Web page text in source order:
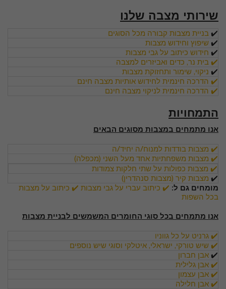
שירותי מצבה שלנו
✔️ בניית מצבות קבורה מכל הסוגים
✔️ שיפוץ וחידוש מצבות
✔️ חידוש כיתוב על גבי מצבות
✔️ בית נר, כדים ואביזרים למצבה
✔️ ניקוי, שימור ותחזוקת מצבות
✔️ הדרכה חינמית לחידוש אותיות מצבה חינם
✔️ הדרכה חינמית לניקוי מצבה חינם
התמחויות
אנו מתמחים במצבות מסוגים הבאים
✔️ מצבות בודדות למנוח/ה יחיד/ה
✔️ מצבות משפחתיות אחד מעל השני (מכפלה)
✔️ מצבות כפולות על שתי חלקות צמודות
✔️ מצבות קיר (מצבות סנהדרין)
מומחים גם ל: ✔️ כיתוב עברי על גבי מצבות ✔️ כיתוב על מצבות
בכל השפות
אנו מתמחים בכל סוגי החומרים המשמשים לבניית מצבות
✔️ גרניט על כל גווניו
✔️ שיש טורקי, ישראלי, איטלקי וסוגי שיש נוספים
✔️ אבן חברון
✔️ אבן גלילית
✔️ אבן עצמון
✔️ אבן חלילה